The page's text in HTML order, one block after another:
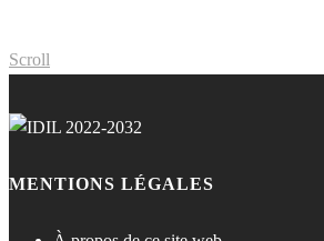
Scroll
MENTIONS LÉGALES